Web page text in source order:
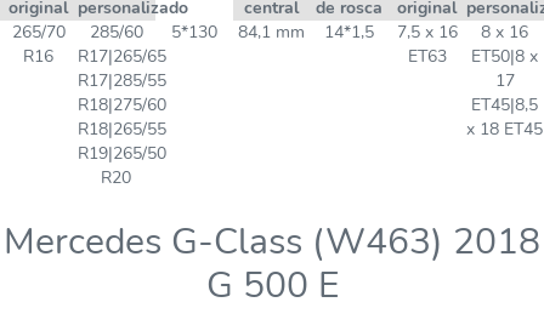
original personalizado central de rosca original
265/70
R16
285/60
R17|265/65
R17|285/55
R18|275/60
R18|265/55
R19|265/50
R20
5*130 84,1 mm 14*1,5
7,5 x 16
ET63
8 x 16
ET50|8 x
17
ET45|8,5
x 18 ET45
Mercedes G-Class (W463) 2018
G 500 E